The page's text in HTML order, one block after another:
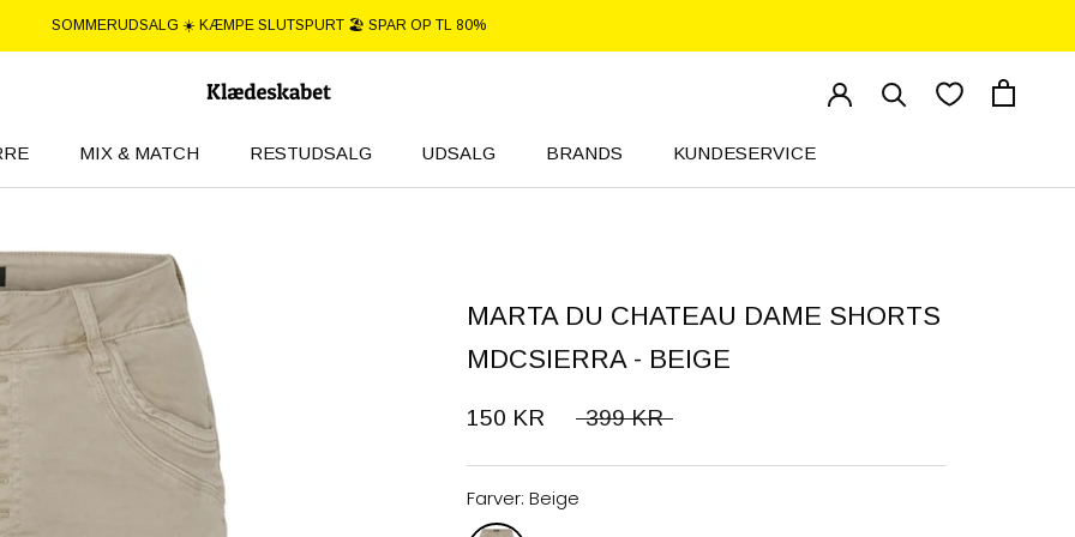
SOMMERUDSALG ☀️ KÆMPE SLUTSPURT 🏖️ SPAR OP TL 80%
MIX & MATCH RESTUDSALG
UDSALG
BRANDS
KUNDESERVICE
MARTA DU CHATEAU DAME SHORTS
MDCSIERRA - BEIGE
150 KR 399 KR
Farver: Beige